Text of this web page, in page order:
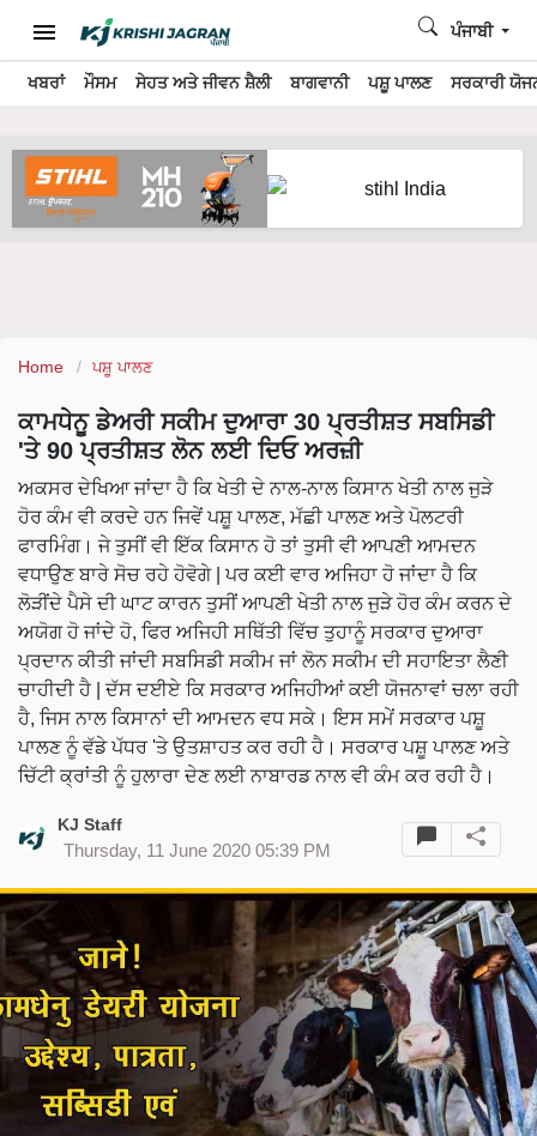
ਖਬਰਾਂ ਮੌਸਮ ਸੇਹਤ ਅਤੇ ਜੀਵਨ ਸ਼ੈਲੀ ਬਾਗਵਾਨੀ ਪਸ਼ੂ ਪਾਲਣ ਸਰਕਾਰੀ
ਪੰਜਾਬੀ
Home ਪਸ਼ੂ ਪਾਲਣ
ਕਾਮਧੇਨੂ ਡੇਅਰੀ ਸਕੀਮ ਦੁਆਰਾ 30 ਪ੍ਰਤੀਸ਼ਤ ਸਬਸਿਡੀ
'ਤੇ 90 ਪ੍ਰਤੀਸ਼ਤ ਲੋਨ ਲਈ ਦਿਓ ਅਰਜ਼ੀ
ਅਕਸਰ ਦੇਖਿਆ ਜਾਂਦਾ ਹੈ ਕਿ ਖੇਤੀ ਦੇ ਨਾਲ-ਨਾਲ ਕਿਸਾਨ ਖੇਤੀ ਨਾਲ ਜੁੜੇ
ਹੋਰ ਕੰਮ ਵੀ ਕਰਦੇ ਹਨ ਜਿਵੇਂ ਪਸ਼ੂ ਪਾਲਣ, ਮੱਛੀ ਪਾਲਣ ਅਤੇ ਪੋਲਟਰੀ
ਫਾਰਮਿੰਗ। ਜੇ ਤੁਸੀਂ ਵੀ ਇੱਕ ਕਿਸਾਨ ਹੋ ਤਾਂ ਤੁਸੀ ਵੀ ਆਪਣੀ ਆਮਦਨ
ਵਧਾਉਣ ਬਾਰੇ ਸੋਚ ਰਹੇ ਹੋਵੋਗੇ | ਪਰ ਕਈ ਵਾਰ ਅਜਿਹਾ ਹੋ ਜਾਂਦਾ ਹੈ ਕਿ
ਲੋੜੀਂਦੇ ਪੈਸੇ ਦੀ ਘਾਟ ਕਾਰਨ ਤੁਸੀਂ ਆਪਣੀ ਖੇਤੀ ਨਾਲ ਜੁੜੇ ਹੋਰ ਕੰਮ ਕਰਨ ਦੇ
ਅਯੋਗ ਹੋ ਜਾਂਦੇ ਹੋ, ਫਿਰ ਅਜਿਹੀ ਸਥਿੱਤੀ ਵਿੱਚ ਤੁਹਾਨੂੰ ਸਰਕਾਰ ਦੁਆਰਾ
ਪ੍ਰਦਾਨ ਕੀਤੀ ਜਾਂਦੀ ਸਬਸਿਡੀ ਸਕੀਮ ਜਾਂ ਲੋਨ ਸਕੀਮ ਦੀ ਸਹਾਇਤਾ ਲੈਣੀ
ਚਾਹੀਦੀ ਹੈ | ਦੱਸ ਦਈਏ ਕਿ ਸਰਕਾਰ ਅਜਿਹੀਆਂ ਕਈ ਯੋਜਨਾਵਾਂ ਚਲਾ ਰਹੀ
ਹੈ, ਜਿਸ ਨਾਲ ਕਿਸਾਨਾਂ ਦੀ ਆਮਦਨ ਵਧ ਸਕੇ। ਇਸ ਸਮੇਂ ਸਰਕਾਰ ਪਸ਼ੂ
ਪਾਲਣ ਨੂੰ ਵੱਡੇ ਪੱਧਰ 'ਤੇ ਉਤਸ਼ਾਹਤ ਕਰ ਰਹੀ ਹੈ। ਸਰਕਾਰ ਪਸ਼ੂ ਪਾਲਣ ਅਤੇ
ਚਿੱਟੀ ਕ੍ਰਾਂਤੀ ਨੂੰ ਹੁਲਾਰਾ ਦੇਣ ਲਈ ਨਾਬਾਰਡ ਨਾਲ ਵੀ ਕੰਮ ਕਰ ਰਹੀ ਹੈ।
KJ Staff
Thursday, 11 June 2020 05:39 PM